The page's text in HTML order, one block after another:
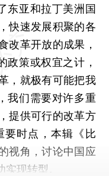
东亚和拉丁美洲国
快速发展积聚的各
改革开放的成果，
政策或权宜之计，
，就极有可能把我
我们需要对许多重
提供可行的改革方
要时点，本辑《比
视角，讨论中国应
现转型。